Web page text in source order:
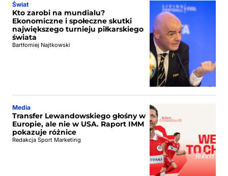
Świat
Kto zarobi na mundialu?
Ekonomiczne i społeczne skutki
największego turnieju piłkarskiego
świata
Bartłomiej Najtkowski
Media
Transfer Lewandowskiego głośny w
Europie, ale nie w USA. Raport IMM
pokazuje różnice
Redakcja Sport Marketing